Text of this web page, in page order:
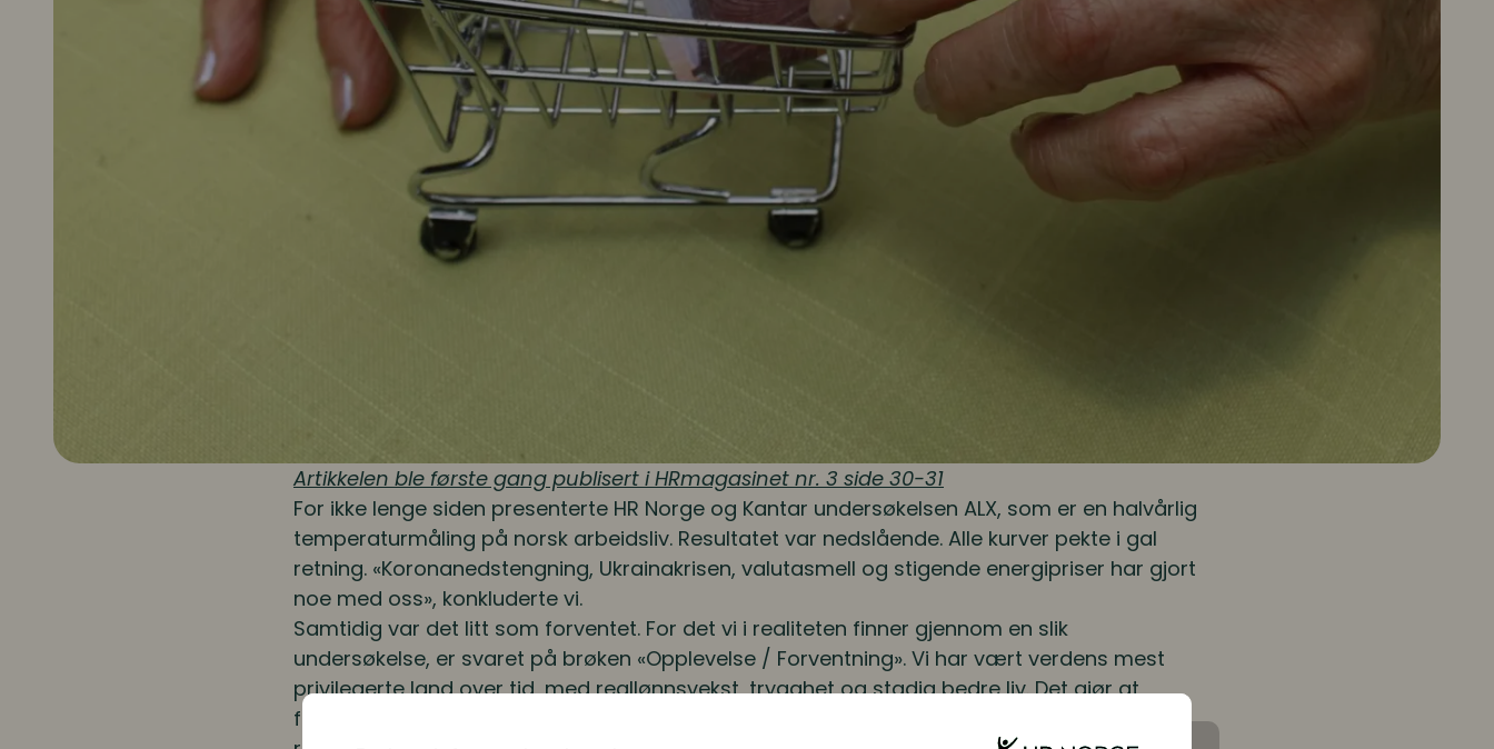
Artikkelen ble første gang publisert i HRmagasinet nr. 3 side 30-31
For ikke lenge siden presenterte HR Norge og Kantar undersøkelsen ALX, som er en halvårlig
temperaturmåling på norsk arbeidsliv. Resultatet var nedslående. Alle kurver pekte i gal
retning. «Koronanedstengning, Ukrainakrisen, valutasmell og stigende energipriser har gjort
noe med oss», konkluderte vi.
Samtidig var det litt som forventet. For det vi i realiteten finner gjennom en slik
undersøkelse, er svaret på brøken «Opplevelse / Forventning». Vi har vært verdens mest
privilegerte land over tid, med reallønnsvekst, trygghet og stadig bedre liv. Det gjør at
forventningene – nevneren i brøken - er blitt så skyhøye. Da blir det tøft å være teller, hvis